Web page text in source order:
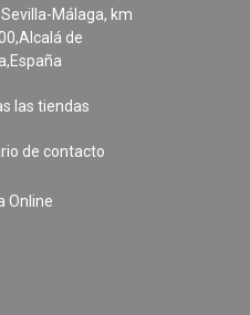
Málaga, km
de
las tiendas
de contacto